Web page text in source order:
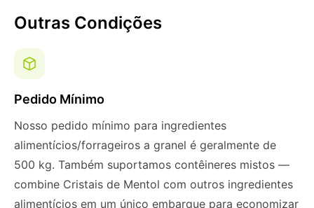
Outras Condições
Pedido Mínimo
Nosso pedido mínimo para ingredientes
alimentícios/forrageiros a granel é geralmente de
500 kg. Também suportamos contêineres mistos —
combine Cristais de Mentol com outros ingredientes
alimentícios em um único embarque para economizar